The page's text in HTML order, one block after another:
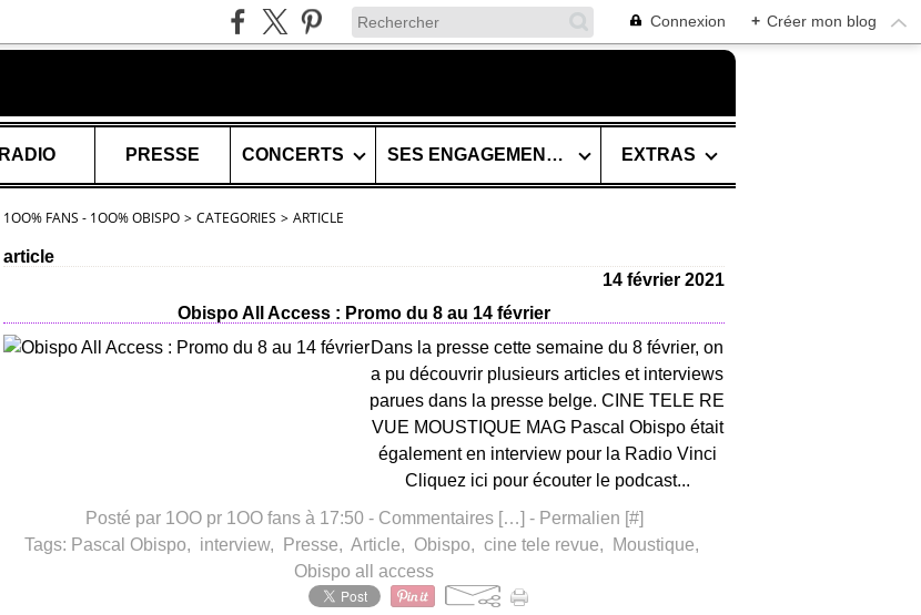
Connexion + Créer mon blog
RADIO PRESSE CONCERTS SES ENGAGEMENTS EXTRAS
1OO% FANS - 1OO% OBISPO > CATEGORIES > ARTICLE
article
14 février 2021
Obispo All Access : Promo du 8 au 14 février
Dans la presse cette semaine du 8 février, on
a pu découvrir plusieurs articles et interviews
parues dans la presse belge. CINE TELE RE
VUE MOUSTIQUE MAG Pascal Obispo était
également en interview pour la Radio Vinci
Cliquez ici pour écouter le podcast...
Posté par 1OO pr 1OO fans à 17:50 - Commentaires […] - Permalien [#]
Tags: Pascal Obispo, interview, Presse, Article, Obispo, cine tele revue, Moustique,
Obispo all access